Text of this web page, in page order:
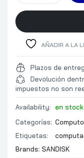
AÑADIR A LA
Plazos de
Devolución
impuestos no son
Availability:
en stock
Categorías:
Etiquetas:
Brands: SANDISK